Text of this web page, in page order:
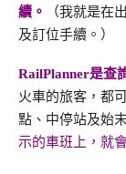
續。
（我就是在
及訂位手續。）
RailPlanner是查
火車的旅客，都
點、中停站及始
示的車班上，就